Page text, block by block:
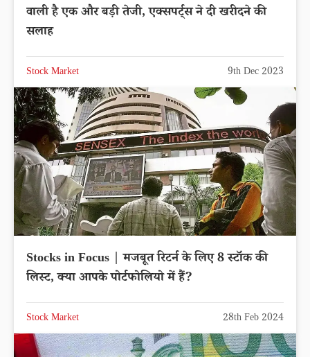
वाली है एक और बड़ी तेजी, एक्सपर्ट्स ने दी खरीदने की
सलाह
Stock Market 9th Dec 2023
Stocks in Focus | मजबूत रिटर्न के लिए 8 स्टॉक की
लिस्ट, क्या आपके पोर्टफोलियो में हैं?
Stock Market 28th Feb 2024